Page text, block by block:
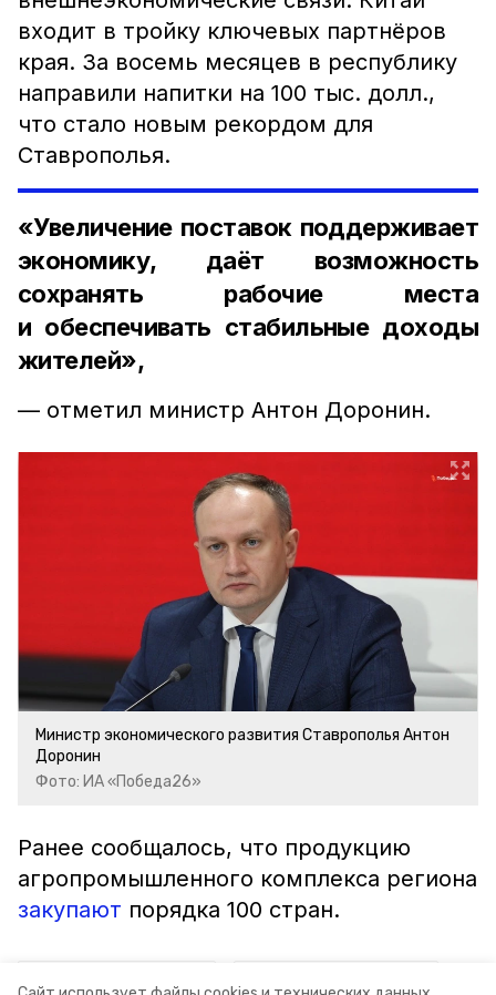
входит в тройку ключевых партнёров
края. За восемь месяцев в республику
направили напитки на 100 тыс. долл.,
что стало новым рекордом для
Ставрополья.
«Увеличение поставок поддерживает
экономику, даёт возможность
сохранять рабочие места
и обеспечивать стабильные доходы
жителей»,
— отметил министр Антон Доронин.
Министр экономического развития Ставрополья Антон
Доронин
Фото: ИА «Победа26»
Ранее сообщалось, что продукцию
агропромышленного комплекса региона
закупают порядка 100 стран.